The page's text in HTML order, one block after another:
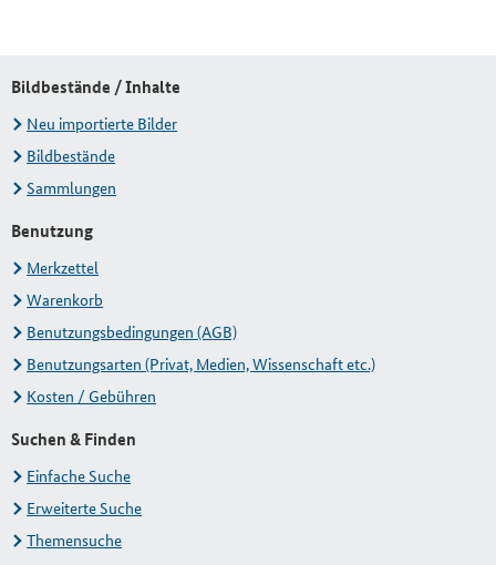
Bildbestände / Inhalte
Neu importierte Bilder
Bildbestände
Sammlungen
Benutzung
Merkzettel
Warenkorb
Benutzungsbedingungen (AGB)
Benutzungsarten (Privat, Medien, Wissenschaft etc.)
Kosten / Gebühren
Suchen & Finden
Einfache Suche
Erweiterte Suche
Themensuche